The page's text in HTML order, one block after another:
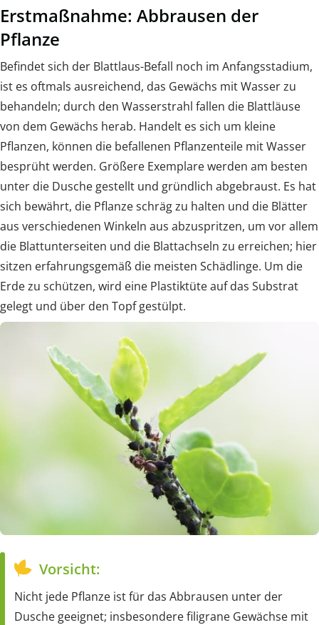
Erstmaßnahme: Abbrausen der
Pflanze
Befindet sich der Blattlaus-Befall noch im Anfangsstadium,
ist es oftmals ausreichend, das Gewächs mit Wasser zu
behandeln; durch den Wasserstrahl fallen die Blattläuse
von dem Gewächs herab. Handelt es sich um kleine
Pflanzen, können die befallenen Pflanzenteile mit Wasser
besprüht werden. Größere Exemplare werden am besten
unter die Dusche gestellt und gründlich abgebraust. Es hat
sich bewährt, die Pflanze schräg zu halten und die Blätter
aus verschiedenen Winkeln aus abzuspritzen, um vor allem
die Blattunterseiten und die Blattachseln zu erreichen; hier
sitzen erfahrungsgemäß die meisten Schädlinge. Um die
Erde zu schützen, wird eine Plastiktüte auf das Substrat
gelegt und über den Topf gestülpt.
Vorsicht:
Nicht jede Pflanze ist für das Abbrausen unter der
Dusche geeignet; insbesondere filigrane Gewächse mit